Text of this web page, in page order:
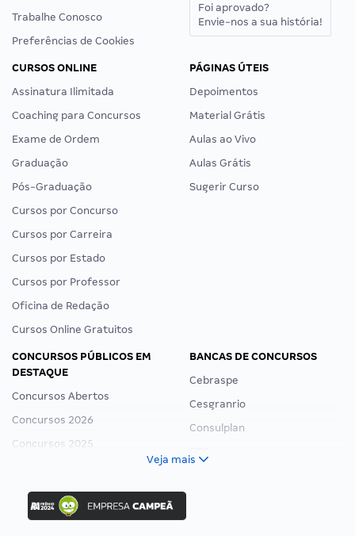
Trabalhe Conosco
Preferências de Cookies
Foi aprovado?
Envie-nos a sua história!
CURSOS ONLINE
Assinatura Ilimitada
Coaching para Concursos
Exame de Ordem
Graduação
Pós-Graduação
Cursos por Concurso
Cursos por Carreira
Cursos por Estado
Cursos por Professor
Oficina de Redação
Cursos Online Gratuitos
PÁGINAS ÚTEIS
Depoimentos
Material Grátis
Aulas ao Vivo
Aulas Grátis
Sugerir Curso
CONCURSOS PÚBLICOS EM
DESTAQUE
Concursos Abertos
Concursos 2026
Concursos 2025
Concurso Ibama
Concurso MPU
BANCAS DE CONCURSOS
Cebraspe
Cesgranrio
Consulplan
Veja mais